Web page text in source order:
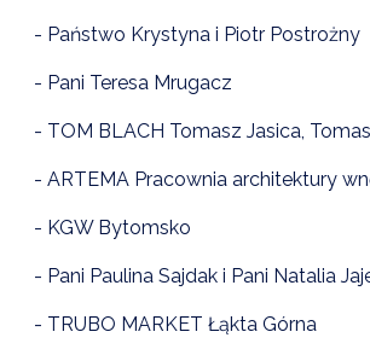
- Państwo Krystyna i Piotr Postrożny
- Pani Teresa Mrugacz
- TOM BLACH Tomasz Jasica,
- ARTEMA Pracownia architektury
- KGW Bytomsko
- Pani Paulina Sajdak i Pani Natalia
- TRUBO MARKET Łąkta Górna